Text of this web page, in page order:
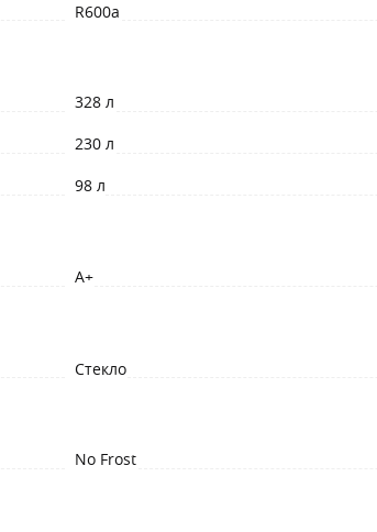
R600a
328 л
230 л
98 л
A+
Стекло
No Frost